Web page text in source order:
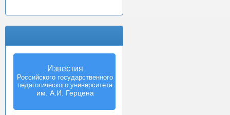
Известия
Российского государственного
педагогического университета
им. А.И. Герцена
Izvestia:
Herzen University
Journal of
Humanities & Sciences